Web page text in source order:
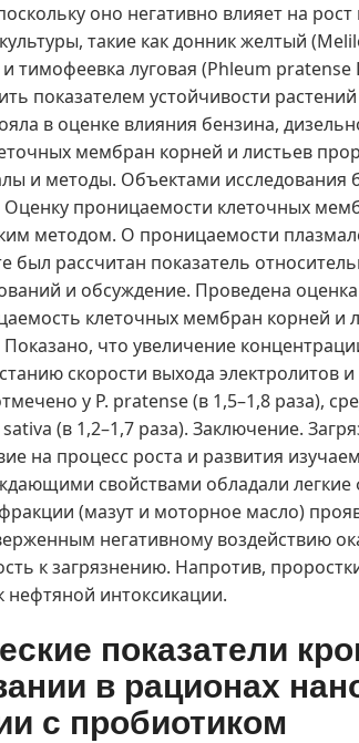
оно негативно влияет на
такие как донник желтый
тимофеевка луговая (Phleum
показателем устойчивости
в оценке влияния бензина,
мембран корней и листьев
и методы. Объектами исследования
Оценку проницаемости клеточных
методом. О проницаемости
был рассчитан показатель
и обсуждение. Проведена
клеточных мембран корней и
Показано, что увеличение
скорости выхода
у P. pratense (в 1,5–1,8 раза),
(в 1,2–1,7 раза). Заключение.
на процесс роста и развития
свойствами обладали легкие
(мазут и моторное масло)
негативному воздействию
к загрязнению. Напротив,
нефтяной интоксикации.
показатели
в рационах
с пробиотиком